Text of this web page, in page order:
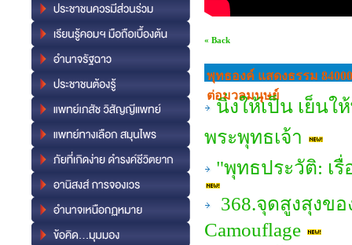
« Back
พุทธองค์ แสดงธรรม
ต่อมวลมนุษย์
นิ่งให้เป็น เย็นใ
พระพุทธเจ้า
"พุทธประวัติ: เ
368.จุดสูงสุงข
Camouflage